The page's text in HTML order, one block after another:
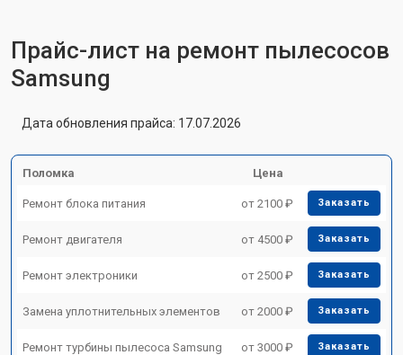
Прайс-лист на ремонт пылесосов
Samsung
Дата обновления прайса: 17.07.2026
Поломка Цена
Ремонт блока питания от 2100 ₽ Заказать
Ремонт двигателя от 4500 ₽ Заказать
Ремонт электроники от 2500 ₽ Заказать
Замена уплотнительных элементов от 2000 ₽ Заказать
Ремонт турбины пылесоса Samsung от 3000 ₽ Заказать